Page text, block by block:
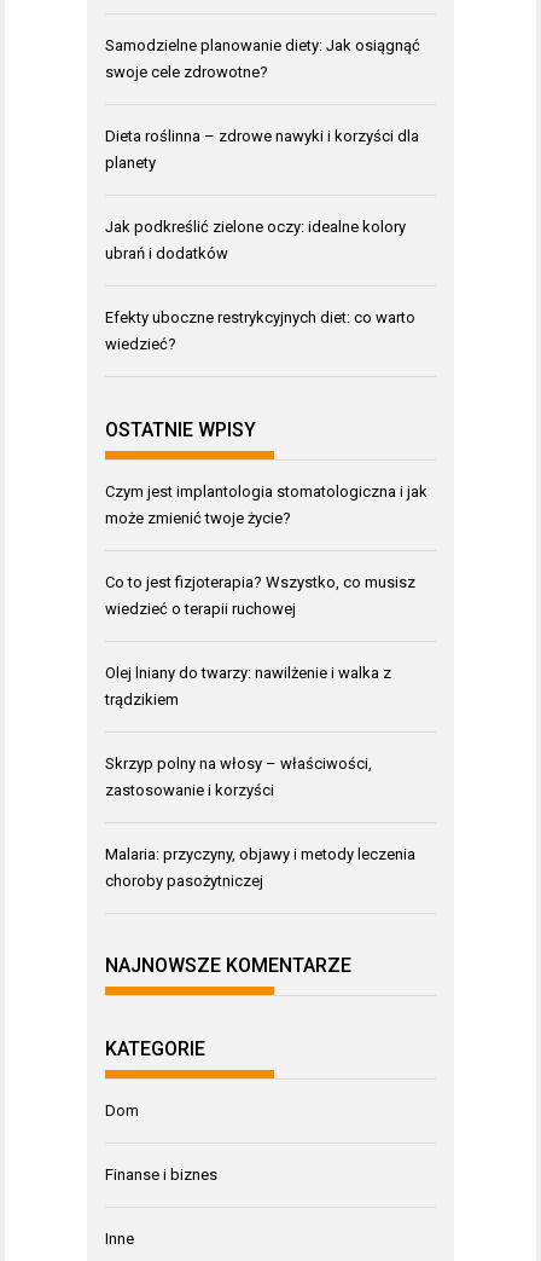
Samodzielne planowanie diety: Jak osiągnąć
swoje cele zdrowotne?
Dieta roślinna – zdrowe nawyki i korzyści dla
planety
Jak podkreślić zielone oczy: idealne kolory
ubrań i dodatków
Efekty uboczne restrykcyjnych diet: co warto
wiedzieć?
OSTATNIE WPISY
Czym jest implantologia stomatologiczna i jak
może zmienić twoje życie?
Co to jest fizjoterapia? Wszystko, co musisz
wiedzieć o terapii ruchowej
Olej lniany do twarzy: nawilżenie i walka z
trądzikiem
Skrzyp polny na włosy – właściwości,
zastosowanie i korzyści
Malaria: przyczyny, objawy i metody leczenia
choroby pasożytniczej
NAJNOWSZE KOMENTARZE
KATEGORIE
Dom
Finanse i biznes
Inne